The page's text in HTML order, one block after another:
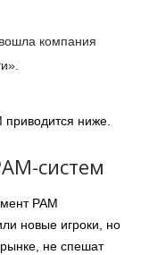
компания
приводится ниже.
систем
PAM
новые игроки, но
не спешат